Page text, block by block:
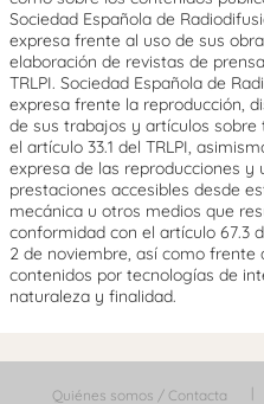
Sociedad Española de
expresa frente al uso de sus
elaboración de revistas de
TRLPI. Sociedad Española de
expresa frente la reproducción,
de sus trabajos y artículos
el artículo 33.1 del TRLPI,
expresa de las reproducciones y
prestaciones accesibles desde
mecánica u otros medios que
conformidad con el artículo 67.3
2 de noviembre, así como frente
contenidos por tecnologías de
naturaleza y finalidad.
Quiénes somos / Contacta